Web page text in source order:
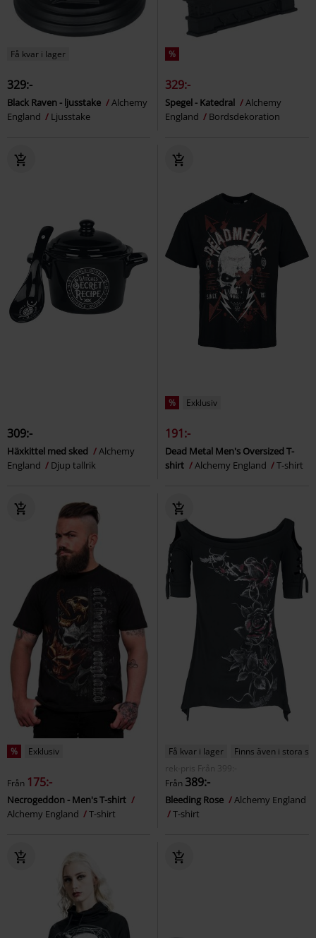
Få kvar i lager
329:-
Black Raven - ljusstake
Alchemy
England
Ljusstake
%
329:-
Spegel - Katedral
Alchemy
England
Bordsdekoration
309:-
Häxkittel med sked
Alchemy
England
Djup tallrik
% Exklusiv
191:-
Dead Metal Men's Oversized T-
shirt
Alchemy England T-shirt
% Exklusiv
Från 175:-
Necrogeddon - Men's T-shirt
Alchemy England
T-shirt
Få kvar i lager
Finns även i stora
rek-pris
Från
399:-
Från 389:-
Bleeding Rose
Alchemy England
T-shirt